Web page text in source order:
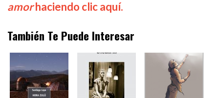
amorhaciendo clic aquí.
También Te Puede Interesar